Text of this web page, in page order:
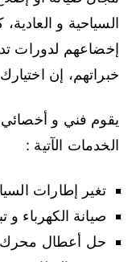
السياحية و
إخضاعهم لدورات
خبراتهم، إن
يقوم فني و أخصائي
الخدمات الآتية :
تغير إطارات
صيانة الكهرباء و
حل أعطال محرك